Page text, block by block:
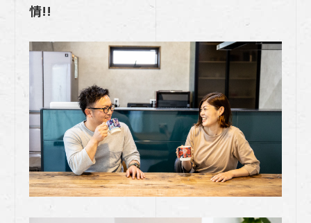
「裝潢」與「裝修」一樣嗎？差在哪裡?獨
《室內裝潢完工照案例分析》：小坪數裝潢
風格這最夯! 13坪的客餐廳及中島廚房設計
要點解析
《20年老屋翻修+室內裝潢》：高雄廚具博
登如何為年輕人開啟未來20年的居住機會
挑選廚房壁板的五個關鍵因素你最在乎哪一
種?「廚房中腰」的四大材質一次告訴你
情!!